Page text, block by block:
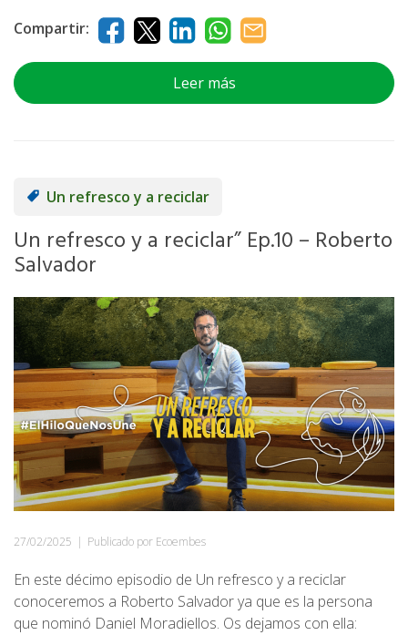
Compartir:
Leer más
Un refresco y a reciclar
Un refresco y a reciclar” Ep.10 – Roberto
Salvador
27/02/2025 | Publicado por Ecoembes
En este décimo episodio de Un refresco y a reciclar
conoceremos a Roberto Salvador ya que es la persona
que nominó Daniel Moradiellos. Os dejamos con ella: